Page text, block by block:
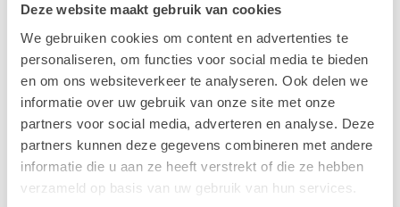
Deze website maakt gebruik van cookies
We gebruiken cookies om content en advertenties te
personaliseren, om functies voor social media te bieden
en om ons websiteverkeer te analyseren. Ook delen we
informatie over uw gebruik van onze site met onze
partners voor social media, adverteren en analyse. Deze
partners kunnen deze gegevens combineren met andere
informatie die u aan ze heeft verstrekt of die ze hebben
verzameld op basis van uw gebruik van hun services.
I.AM NAIL SYSTEMS
Rubber Base - Clearly
€13,50
I.AM NAIL SYSTEMS
Flow Gel - Nude
€14,47